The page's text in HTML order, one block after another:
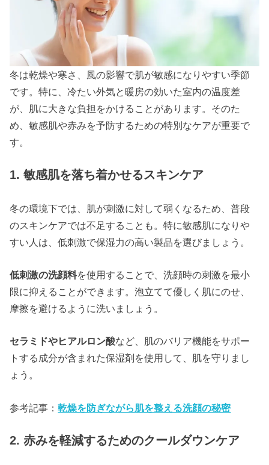
冬は乾燥や寒さ、風の影響で肌が敏感になりやすい季節
です。特に、冷たい外気と暖房の効いた室内の温度差
が、肌に大きな負担をかけることがあります。そのた
め、敏感肌や赤みを予防するための特別なケアが重要で
す。
1. 敏感肌を落ち着かせるスキンケア
冬の環境下では、肌が刺激に対して弱くなるため、普段
のスキンケアでは不足することも。特に敏感肌になりや
すい人は、低刺激で保湿力の高い製品を選びましょう。
低刺激の洗顔料を使用することで、洗顔時の刺激を最小
限に抑えることができます。泡立てて優しく肌にのせ、
摩擦を避けるように洗いましょう。
セラミドやヒアルロン酸など、肌のバリア機能をサポー
トする成分が含まれた保湿剤を使用して、肌を守りまし
ょう。
参考記事：乾燥を防ぎながら肌を整える洗顔の秘密
2. 赤みを軽減するためのクールダウンケア